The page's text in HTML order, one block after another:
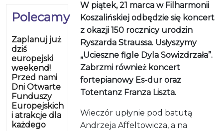
Polecamy
Zaplanuj już
dziś
europejski
weekend!
Przed nami
Dni Otwarte
Funduszy
Europejskich
i atrakcje dla
każdego
W piątek, 21 marca w Filharmonii
Koszalińskiej odbędzie się koncert
z okazji 150 rocznicy urodzin
Ryszarda Straussa. Usłyszymy
„Ucieszne figle Dyla Sowizdrzała”.
Zabrzmi również koncert
fortepianowy Es-dur oraz
Totentanz Franza Liszta.
Wieczór upłynie pod batutą
Andrzeja Affeltowicza, a na